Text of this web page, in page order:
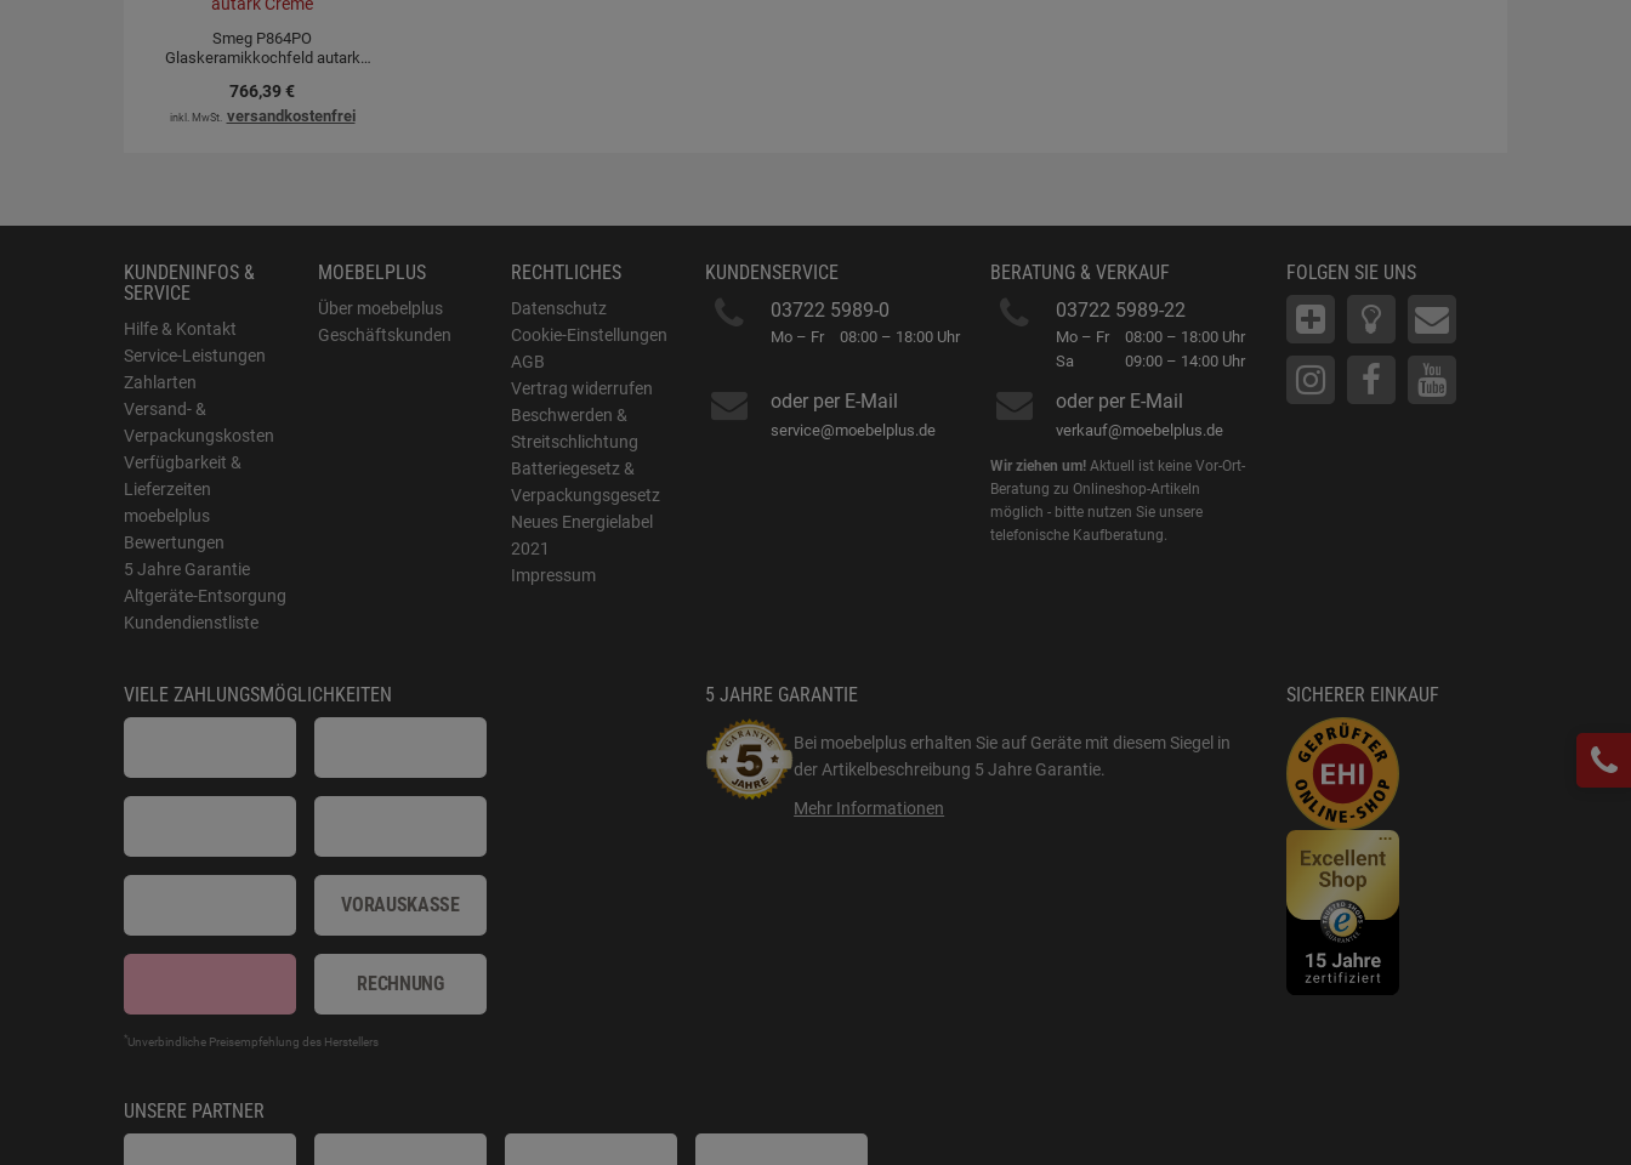
Smeg P864PO
Glaskeramikkochfeld autark
766,39€
inkl. MwSt. versandkostenfrei
KUNDENINFOS &
SERVICE
Hilfe & Kontakt
Service-Leistungen
Zahlarten
Versand- &
Verpackungskosten
Verfügbarkeit &
Lieferzeiten
moebelplus
Bewertungen
5 Jahre Garantie
Altgeräte-Entsorgung
Kundendienstliste
MOEBELPLUS
Über moebelplus
Geschäftskunden
RECHTLICHES
Datenschutz
Cookie-Einstellungen
AGB
Vertrag widerrufen
Beschwerden &
Streitschlichtung
Batteriegesetz &
Verpackungsgesetz
Neues Energielabel
2021
Impressum
KUNDENSERVICE
03722 5989-0
Mo – Fr 08:00 – 18:00 Uhr
oder per E-Mail
service@moebelplus.de
BERATUNG & VERKAUF
03722 5989-22
Mo – Fr
Sa
08:00 – 18:00 Uhr
09:00 – 14:00 Uhr
oder per E-Mail
verkauf@moebelplus.de
Wir ziehen um! Aktuell ist keine Vor-Ort-
Beratung zu Onlineshop-Artikeln
möglich - bitte nutzen Sie unsere
telefonische Kaufberatung.
FOLGEN SIE UNS
VIELE ZAHLUNGSMÖGLICHKEITEN
VORAUSKASSE
RECHNUNG
*Unverbindliche Preisempfehlung des Herstellers
5 JAHRE GARANTIE
Bei moebelplus erhalten Sie auf Geräte mit diesem Siegel in
der Artikelbeschreibung 5 Jahre Garantie.
Mehr Informationen
SICHERER EINKAUF
UNSERE PARTNER